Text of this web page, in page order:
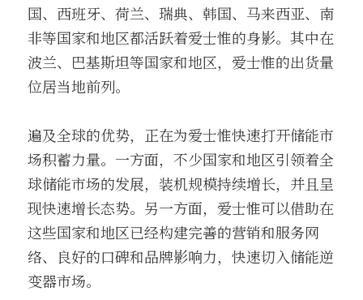
国、西班牙、荷兰、瑞典、韩国、马来西亚、南
非等国家和地区都活跃着爱士惟的身影。其中在
波兰、巴基斯坦等国家和地区，爱士惟的出货量
位居当地前列。
遍及全球的优势，正在为爱士惟快速打开储能市
场积蓄力量。一方面，不少国家和地区引领着全
球储能市场的发展，装机规模持续增长，并且呈
现快速增长态势。另一方面，爱士惟可以借助在
这些国家和地区已经构建完善的营销和服务网
络、良好的口碑和品牌影响力，快速切入储能逆
变器市场。